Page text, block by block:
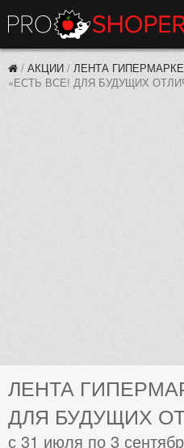
/ АКЦИИ / ЛЕНТА
«ЕСТЬ ВСЕ! ДЛЯ БУДУЩИХ
ЛЕНТА
ДЛЯ БУДУЩИХ
с 31 июля по 3